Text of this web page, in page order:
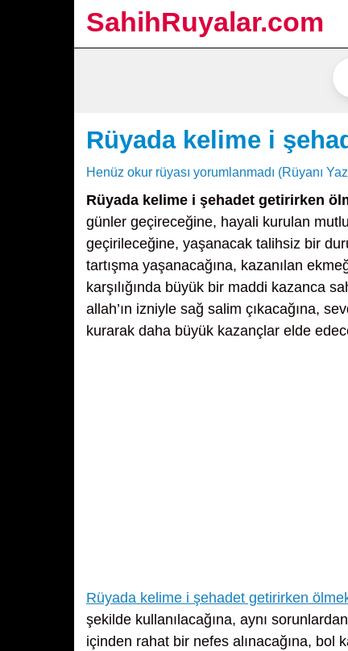
SahihRuyalar.com
Rüyada kelime i
Henüz okur rüyası yorumlanmadı (Rüyanı
Rüyada kelime i şehadet getirirken
günler geçireceğine, hayali kurulan
geçirileceğine, yaşanacak talihsiz bir
tartışma yaşanacağına, kazanılan
karşılığında büyük bir maddi kazanca
allah’ın izniyle sağ salim çıkacağına,
kurarak daha büyük kazançlar elde
Rüyada kelime i şehadet getirirken
şekilde kullanılacağına, aynı
içinden rahat bir nefes alınacağına, bol